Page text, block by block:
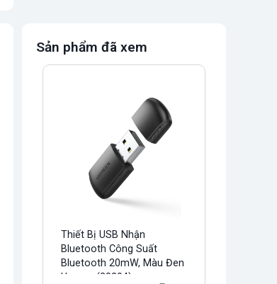
Sản phẩm đã xem
Thiết Bị USB Nhận
Bluetooth Công Suất
Bluetooth 20mW, Màu Đen
Ugreen (20204)